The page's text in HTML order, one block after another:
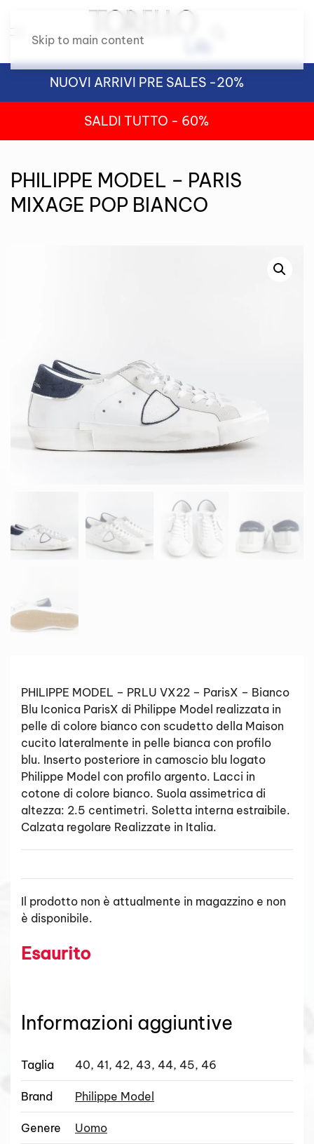
Skip to main content
NUOVI ARRIVI PRE SALES -20%
SALDI TUTTO - 60%
PHILIPPE MODEL – PARIS
MIXAGE POP BIANCO
PHILIPPE MODEL – PRLU VX22 – ParisX – Bianco
Blu Iconica ParisX di Philippe Model realizzata in
pelle di colore bianco con scudetto della Maison
cucito lateralmente in pelle bianca con profilo
blu. Inserto posteriore in camoscio blu logato
Philippe Model con profilo argento. Lacci in
cotone di colore bianco. Suola assimetrica di
altezza: 2.5 centimetri. Soletta interna estraibile.
Calzata regolare Realizzate in Italia.
Il prodotto non è attualmente in magazzino e non
è disponibile.
Esaurito
Informazioni aggiuntive
Taglia 40, 41, 42, 43, 44, 45, 46
Brand Philippe Model
Genere Uomo